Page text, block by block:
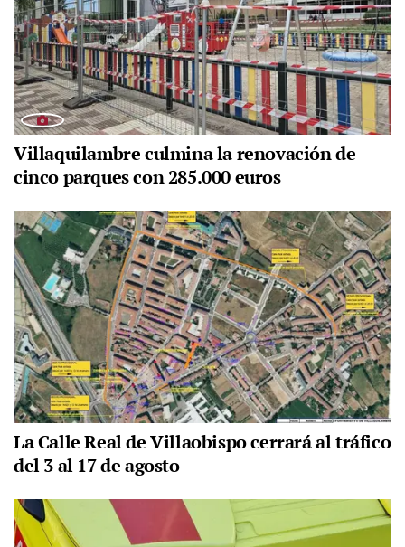
Villaquilambre culmina la renovación de
cinco parques con 285.000 euros
La Calle Real de Villaobispo cerrará al tráfico
del 3 al 17 de agosto